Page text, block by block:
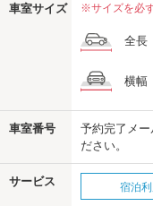
車室サイズ ※サイズを必
全長
横幅
車室番号
予約完了メー
ださい。
サービス 宿泊利